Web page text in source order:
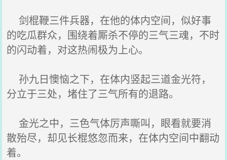
剑棍鞭三件兵器，在他的体内空间，似好事
的吃瓜群众，围绕着厮杀不停的三气三魂，不时
的闪动着，对这热闹极为上心。
孙九日懊恼之下，在体内竖起三道金光符，
分立于三处，堵住了三气所有的退路。
金光之中，三色气体厉声嘶叫，眼看就要消
散殆尽，却见长棍悠忽而来，在体内空间中翻动
着。